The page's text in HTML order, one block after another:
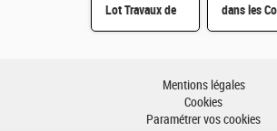
Lot Travaux de
Démantèlement
dans les
de
Monte-
Mentions légales
Cookies
Paramétrer vos cookies